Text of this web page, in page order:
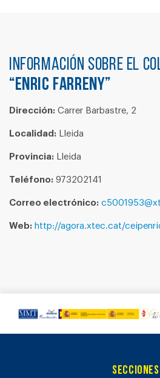
Información sobre el
“ENRIC FARRENY”
Dirección: Carrer Barbastre, 2
Localidad: Lleida
Provincia: Lleida
Teléfono: 973202141
Correo electrónico:
Web: http://agora.xtec.cat/
Secciones